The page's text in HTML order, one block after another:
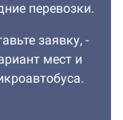
перевозки.
заявку, -
мест и